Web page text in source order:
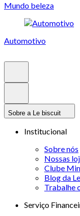
Mundo beleza
Automotivo
Sobre a Le biscuit
Institucional
Sobre nós
Nossas
Clube
Blog da Le
Trabalhe
Serviço